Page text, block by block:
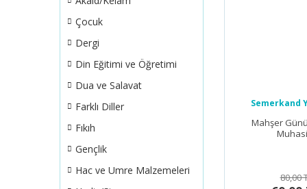
Çocuk
Dergi
Din Eğitimi ve Öğretimi
Dua ve Salavat
Farklı Diller
Fıkıh
Gençlik
Hac ve Umre Malzemeleri
Semerkand
Mahşer
80,00